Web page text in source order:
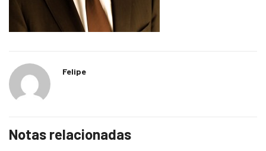
Felipe
Notas relacionadas